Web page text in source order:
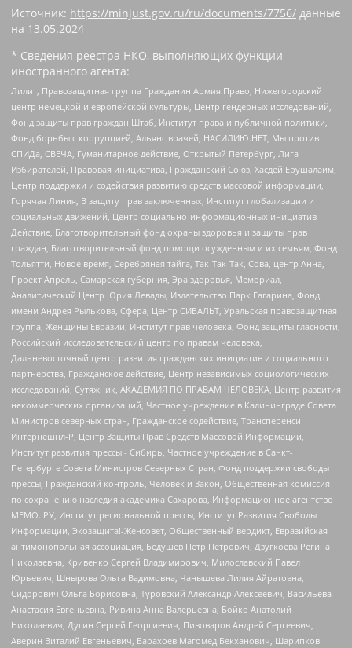
Источник: https://minjust.gov.ru/ru/documents/7756/ данные
на 13.05.2024
* Сведения реестра НКО, выполняющих функции
иностранного агента:
Лилит, Правозащитная группа Гражданин.Армия.Право, Нижегородский
центр немецкой и европейской культуры, Центр гендерных исследований,
Фонд защиты прав граждан Штаб, Институт права и публичной политики,
Фонд борьбы с коррупцией, Альянс врачей, НАСИЛИЮ.НЕТ, Мы против
СПИДа, СВЕЧА, Гуманитарное действие, Открытый Петербург, Лига
Избирателей, Правовая инициатива, Гражданский Союз, Хасдей Ерушалаим,
Центр поддержки и содействия развитию средств массовой информации,
Горячая Линия, В защиту прав заключенных, Институт глобализации и
социальных движений, Центр социально-информационных инициатив
Действие, Благотворительный фонд охраны здоровья и защиты прав
граждан, Благотворительный фонд помощи осужденным и их семьям, Фонд
Тольятти, Новое время, Серебряная тайга, Так-Так-Так, Сова, центр Анна,
Проект Апрель, Самарская губерния, Эра здоровья, Мемориал,
Аналитический Центр Юрия Левады, Издательство Парк Гагарина, Фонд
имени Андрея Рылькова, Сфера, Центр СИБАЛЬТ, Уральская правозащитная
группа, Женщины Евразии, Институт прав человека, Фонд защиты гласности,
Российский исследовательский центр по правам человека,
Дальневосточный центр развития гражданских инициатив и социального
партнерства, Гражданское действие, Центр независимых социологических
исследований, Сутяжник, АКАДЕМИЯ ПО ПРАВАМ ЧЕЛОВЕКА, Центр развития
некоммерческих организаций, Частное учреждение в Калининграде Совета
Министров северных стран, Гражданское содействие, Трансперенси
Интернешнл-Р, Центр Защиты Прав Средств Массовой Информации,
Институт развития прессы - Сибирь, Частное учреждение в Санкт-
Петербурге Совета Министров Северных Стран, Фонд поддержки свободы
прессы, Гражданский контроль, Человек и Закон, Общественная комиссия
по сохранению наследия академика Сахарова, Информационное агентство
МЕМО. РУ, Институт региональной прессы, Институт Развития Свободы
Информации, Экозащита!-Женсовет, Общественный вердикт, Евразийская
антимонопольная ассоциация, Бедушев Петр Петрович, Дзугкоева Регина
Николаевна, Кривенко Сергей Владимирович, Милославский Павел
Юрьевич, Шнырова Ольга Вадимовна, Чанышева Лилия Айратовна,
Сидорович Ольга Борисовна, Туровский Александр Алексеевич, Васильева
Анастасия Евгеньевна, Ривина Анна Валерьевна, Бойко Анатолий
Николаевич, Дугин Сергей Георгиевич, Пивоваров Андрей Сергеевич,
Аверин Виталий Евгеньевич, Барахоев Магомед Бекханович, Шарипков